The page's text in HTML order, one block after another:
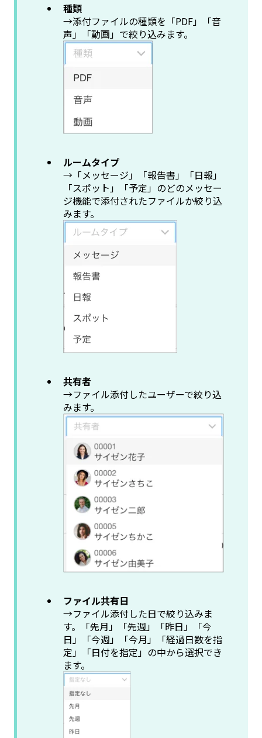
種類
→添付ファイルの種類を「PDF」「音
声」「動画」で絞り込みます。
ルームタイプ
→「メッセージ」「報告書」「日報」
「スポット」「予定」のどのメッセー
ジ機能で添付されたファイルか絞り込
みます。
共有者
→ファイル添付したユーザーで絞り込
みます。
ファイル共有日
→ファイル添付した日で絞り込みま
す。「先月」「先週」「昨日」「今
日」「今週」「今月」「経過日数を指
定」「日付を指定」の中から選択でき
ます。